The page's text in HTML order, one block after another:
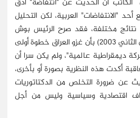
الكاتب أن الحديث عن "انتفاضة" أدق
"الانتفاضات" العربية، لكن التحليل
مختلفة، فقد صرح الرئيس بوش
الابن (6 نوفمبر/تشرين الثاني 2003) بأن غزو العراق خطوة أولى
ديمقراطية عالمية"، ولم يكن سرا أن
أكدت هذه النظرية بصورة أو بأخرى،
عن ضرورة التخلص من الدكتاتوريات
اقتصادية وسياسية وليس من أجل